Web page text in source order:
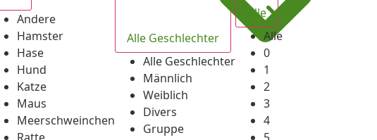
Andere
Hamster
Hase
Hund
Katze
Maus
Meerschweinchen
Alle Geschlechter
Alle Geschlechter
Männlich
Weiblich
Divers
Gruppe
Alle
Alle
0
1
2
3
4